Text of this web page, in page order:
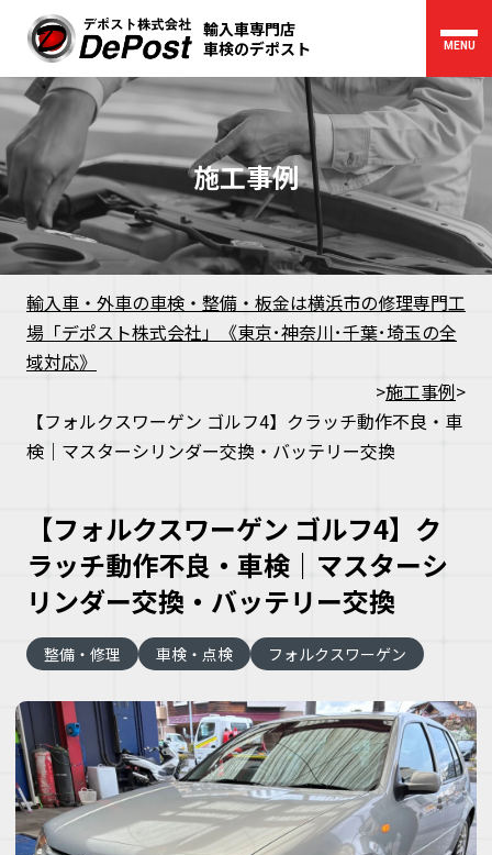
輸入車専門店
車検のデポスト
MENU
施工事例
輸入車・外車の車検・整備・板金は横浜市の修理専門工
場「デポスト株式会社」《東京･神奈川･千葉･埼玉の全
域対応》
>施工事例>
【フォルクスワーゲン ゴルフ4】クラッチ動作不良・車
検｜マスターシリンダー交換・バッテリー交換
【フォルクスワーゲン ゴルフ4】ク
ラッチ動作不良・車検｜マスターシ
リンダー交換・バッテリー交換
整備・修理 車検・点検 フォルクスワーゲン